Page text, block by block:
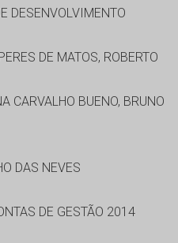
DESENVOLVIMENTO
DE MATOS, ROBERTO
CARVALHO BUENO, BRUNO
DAS NEVES
DE GESTÃO 2014